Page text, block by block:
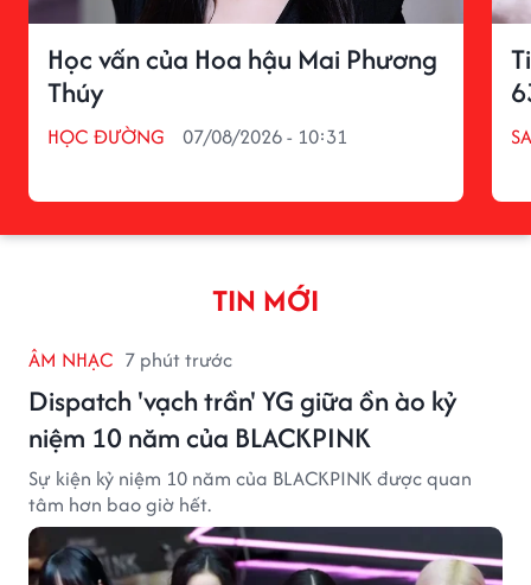
Học vấn của Hoa hậu Mai Phương
Thúy
HỌC ĐƯỜNG 07/08/2026 - 10:31
TIN MỚI
ÂM NHẠC 7 phút trước
Dispatch 'vạch trần' YG giữa ồn ào kỷ
niệm 10 năm của BLACKPINK
Sự kiện kỷ niệm 10 năm của BLACKPINK được quan
tâm hơn bao giờ hết.